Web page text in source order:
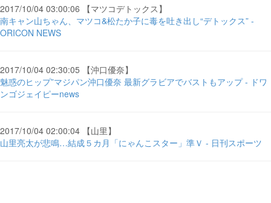
2017/10/04 03:00:06 【マツコデトックス】
南キャン山ちゃん、マツコ&松たか子に毒を吐き出し“デトックス” -
ORICON NEWS
2017/10/04 02:30:05 【沖口優奈】
魅惑のヒップ”マジパン沖口優奈 最新グラビアでバストもアップ - ドワ
ンゴジェイピーnews
2017/10/04 02:00:04 【山里】
山里亮太が悲鳴…結成５カ月「にゃんこスター」準Ｖ - 日刊スポーツ